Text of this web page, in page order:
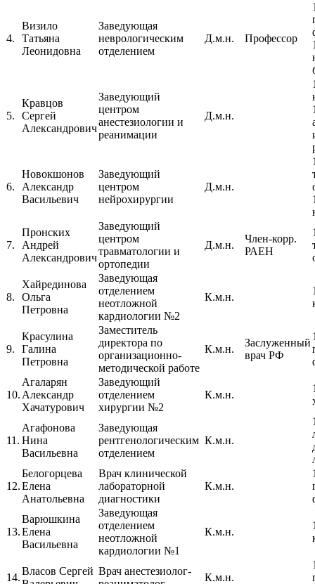
4.
Визило
Татьяна
Леонидовна
Заведующая
неврологическим
отделением
Д.м.н. Профессор
5.
Кравцов
Сергей
Александрович
Заведующий
центром
анестезиологии и
реанимации
Д.м.н.
6.
Новокшонов
Александр
Васильевич
Заведующий
центром
нейрохирургии
Д.м.н.
7.
Пронских
Андрей
Александрович
Заведующий
центром
травматологии и
ортопедии
Д.м.н.
Член-корр.
РАЕН
8.
Хайрединова
Ольга
Петровна
Заведующая
отделением
неотложной
кардиологии №2
К.м.н.
9.
Красулина
Галина
Петровна
Заместитель
директора по
организационно-
методической работе
К.м.н.
Заслуженный
врач РФ
10.
Агаларян
Александр
Хачатурович
Заведующий
отделением
хирургии №2
К.м.н.
11.
Агафонова
Нина
Васильевна
Заведующая
рентгенологическим
отделением
К.м.н.
12.
Белогорцева
Елена
Анатольевна
Врач клинической
лабораторной
диагностики
К.м.н.
13.
Варюшкина
Елена
Васильевна
Заведующая
отделением
неотложной
кардиологии №1
К.м.н.
14.
Власов Сергей Врач анестезиолог-
К.м.н.